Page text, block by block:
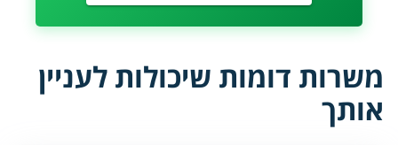
משרות דומות שיכולות לעניין
אותך